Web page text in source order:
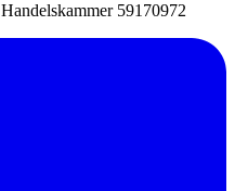
Handelskammer 59170972